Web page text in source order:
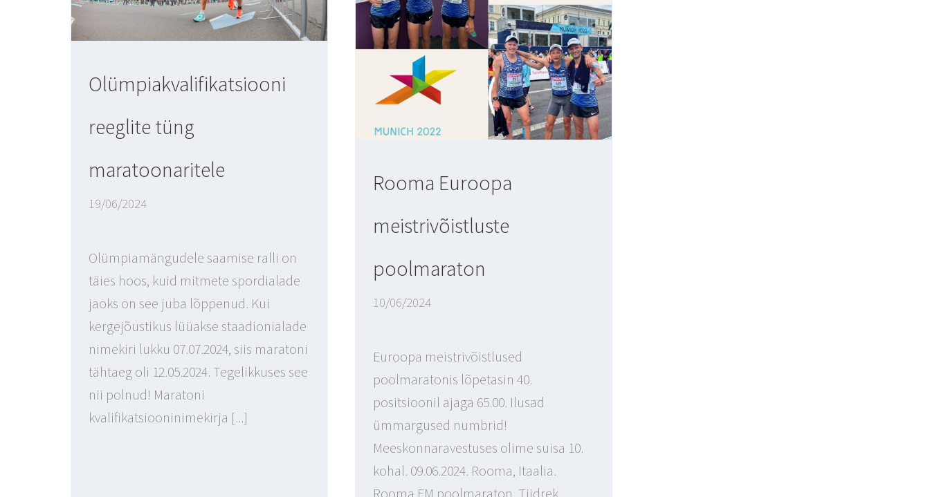
Olümpiakvalifikatsiooni
reeglite tüng
maratoonaritele
19/06/2024
Olümpiamängudele saamise ralli on
täies hoos, kuid mitmete spordialade
jaoks on see juba lõppenud. Kui
kergejõustikus lüüakse staadionialade
nimekiri lukku 07.07.2024, siis maratoni
tähtaeg oli 12.05.2024. Tegelikkuses see
nii polnud! Maratoni
kvalifikatsiooninimekirja [...]
Rooma Euroopa
meistrivõistluste
poolmaraton
10/06/2024
Euroopa meistrivõistlused
poolmaratonis lõpetasin 40.
positsioonil ajaga 65.00. Ilusad
ümmargused numbrid!
Meeskonnaravestuses olime suisa 10.
kohal. 09.06.2024. Rooma, Itaalia.
Rooma EM poolmaraton. Tiidrek